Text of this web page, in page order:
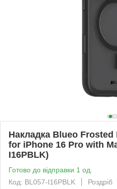
Накладка Blueo
for iPhone 16 Pro with
I16PBLK)
Готово до відправки 1 од.
Код: BL057-I16PBLK
Роздріб